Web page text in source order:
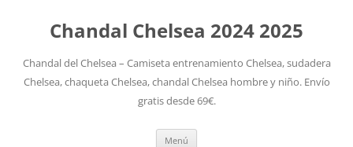
Chandal Chelsea 2024 2025
Chandal del Chelsea – Camiseta entrenamiento Chelsea, sudadera
Chelsea, chaqueta Chelsea, chandal Chelsea hombre y niño. Envío
gratis desde 69€.
Menú